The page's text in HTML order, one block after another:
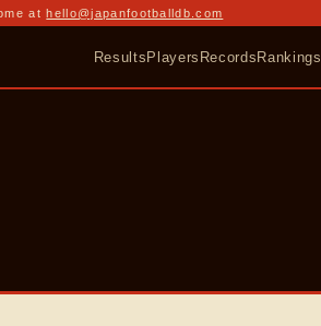
at hello@japanfootballdb.com
ResultsPlayers RecordsRankings